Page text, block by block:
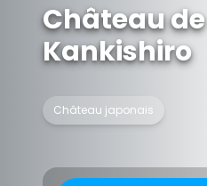
Château de
Kankishiro
Château japonais